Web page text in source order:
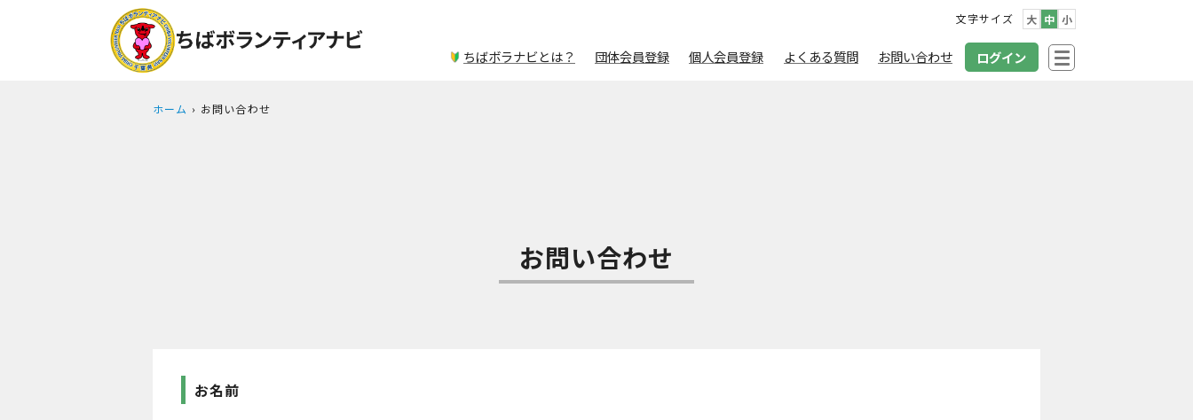
文字サイズ 大 中 小
ちばボラナビとは？ 団体会員登録 個人会員登録 よくある質問 お問い合わせ ログイン
ホーム お問い合わせ
お問い合わせ
お名前